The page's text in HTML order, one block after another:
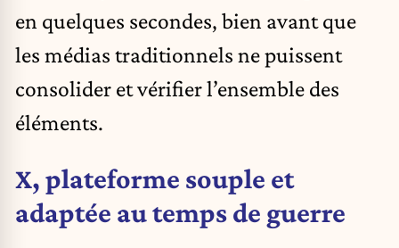
en quelques secondes, bien avant que
les médias traditionnels ne puissent
consolider et vérifier l’ensemble des
éléments.
X, plateforme souple et
adaptée au temps de guerre